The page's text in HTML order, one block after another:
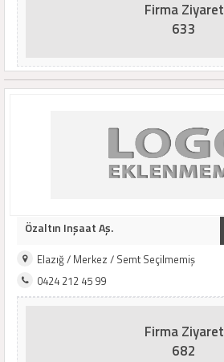
Firma Ziyaret
633
Özaltın Inşaat Aş.
Elazığ / Merkez / Semt Seçilmemiş
0424 212 45 99
Firma Ziyaret
682